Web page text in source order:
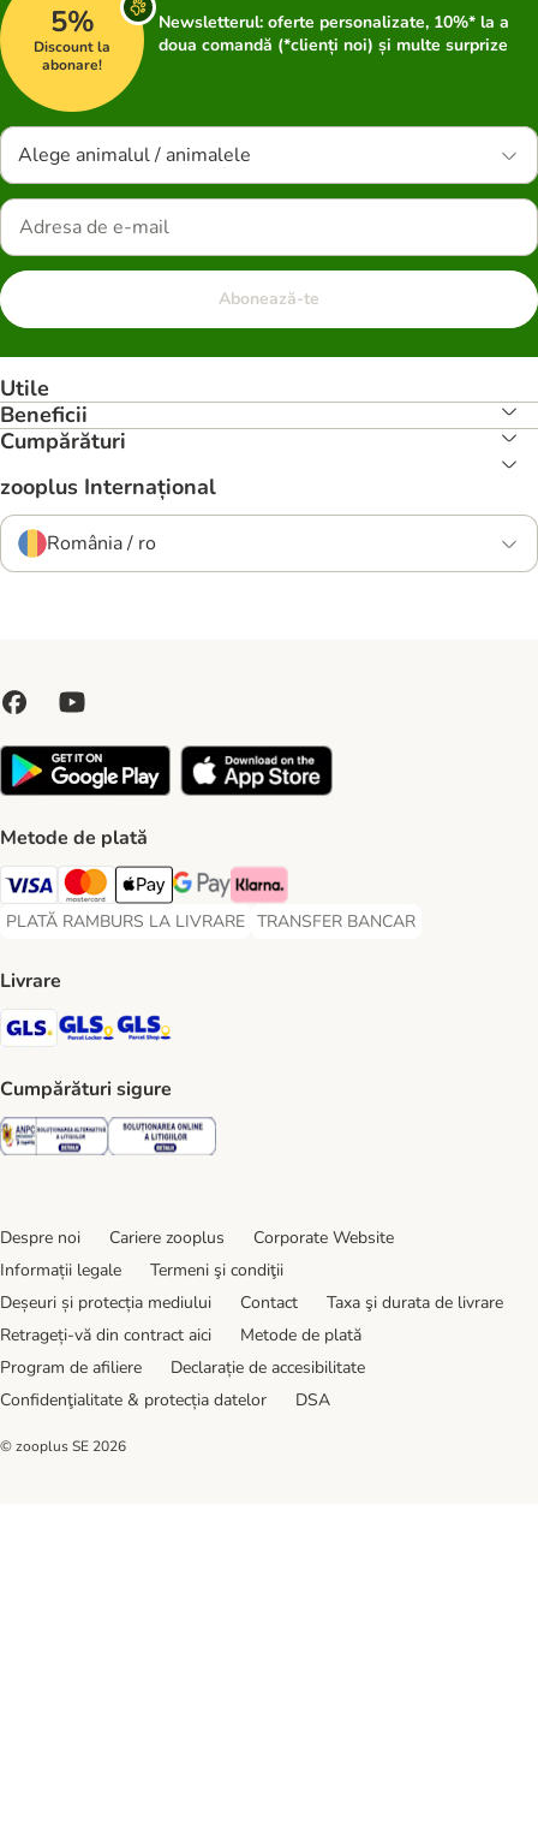
5%
Discount la
abonare!
Newsletterul: oferte personalizate, 10%* la a
doua comandă (*clienți noi) și multe surprize
Alege animalul / animalele
Abonează-te
Utile
Beneficii
Cumpărături
zooplus Internațional
România / ro
Metode de plată
Visa Payment Method
Master Card Payment Method
Apple Pay Payment Method
Google Pay Payment Method
Klarna Payment Method
PLATĂ RAMBURS LA LIVRARE
PLATĂ RAMBURS LA LIVRARE Payment Method
TRANSFER BANCAR
TRANSFER BANCAR Payment
Livrare
GLS Shipping Method
GLS Locker Shipping Method
Cumpărături sigure
Security Security
Despre noi Cariere zooplus
Corporate Website
Informații legale
Termeni şi condiţii
Deșeuri și protecția mediului
Contact
Taxa şi durata de livrare
Retrageți-vă din contract aici
Metode de plată
Program de afiliere
Declarație de accesibilitate
Confidenţialitate & protecția datelor
DSA
© zooplus SE 2026